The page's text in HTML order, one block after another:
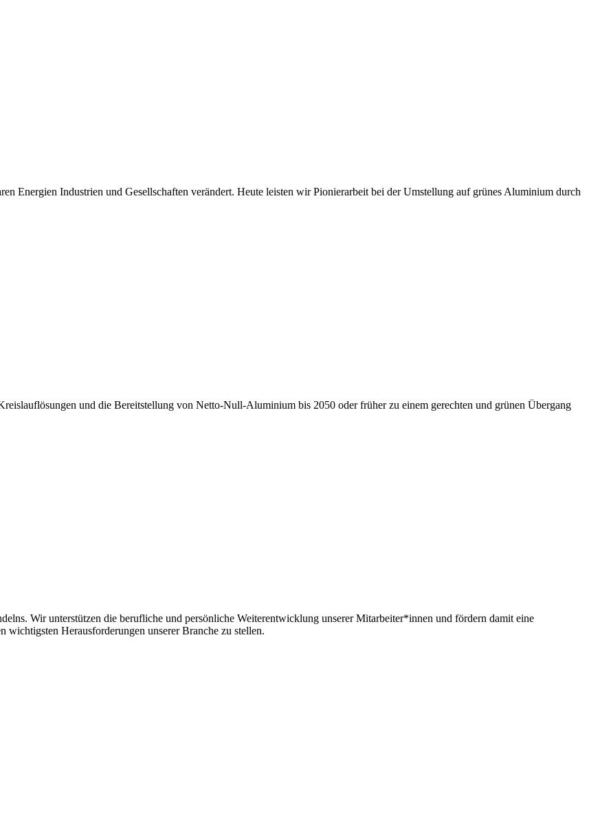
Energien Industrien und Gesellschaften verändert. Heute leisten wir Pionierarbeit bei der Umstellung auf grünes Aluminium durch
und die Bereitstellung von Netto-Null-Aluminium bis 2050 oder früher zu einem gerechten und grünen Übergang
Wir unterstützen die berufliche und persönliche Weiterentwicklung unserer Mitarbeiter*innen und fördern damit eine
Herausforderungen unserer Branche zu stellen.